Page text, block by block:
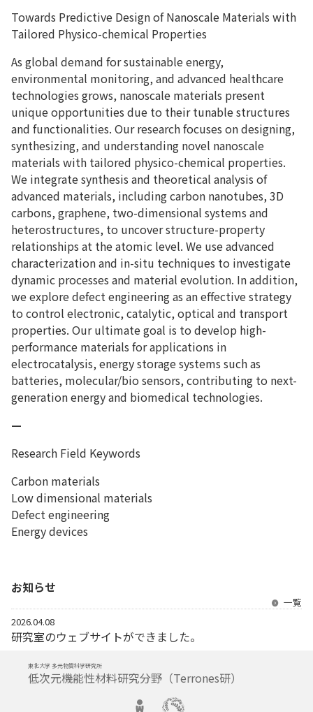
Towards Predictive Design of Nanoscale Materials with
Tailored Physico-chemical Properties
As global demand for sustainable energy,
environmental monitoring, and advanced healthcare
technologies grows, nanoscale materials present
unique opportunities due to their tunable structures
and functionalities. Our research focuses on designing,
synthesizing, and understanding novel nanoscale
materials with tailored physico-chemical properties.
We integrate synthesis and theoretical analysis of
advanced materials, including carbon nanotubes, 3D
carbons, graphene, two-dimensional systems and
heterostructures, to uncover structure-property
relationships at the atomic level. We use advanced
characterization and in-situ techniques to investigate
dynamic processes and material evolution. In addition,
we explore defect engineering as an effective strategy
to control electronic, catalytic, optical and transport
properties. Our ultimate goal is to develop high-
performance materials for applications in
electrocatalysis, energy storage systems such as
batteries, molecular/bio sensors, contributing to next-
generation energy and biomedical technologies.
—
Research Field Keywords
Carbon materials
Low dimensional materials
Defect engineering
Energy devices
お知らせ
一覧
2026.04.08
研究室のウェブサイトができました。
東北大学 多元物質科学研究所
低次元機能性材料研究分野（Terrones研）